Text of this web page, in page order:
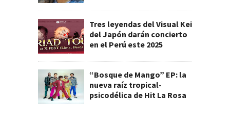
Tres leyendas del Visual Kei
del Japón darán concierto
en el Perú este 2025
“Bosque de Mango” EP: la
nueva raíz tropical-
psicodélica de Hit La Rosa